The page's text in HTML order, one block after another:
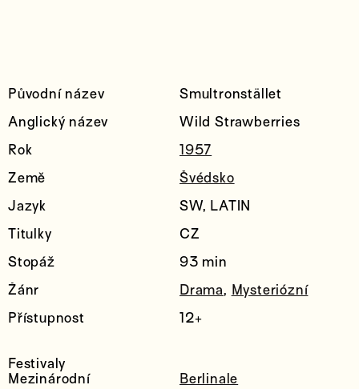
Původní název
Smultronstället
Anglický název
Wild Strawberries
Rok
1957
Země
Švédsko
Jazyk
SW, LATIN
Titulky
CZ
Stopáž
93 min
Žánr
Drama, Mysteriózní
Přístupnost
12+
Festivaly
Mezinárodní
Berlinale